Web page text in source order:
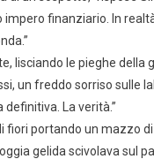
impero finanziario. In
lisciando le pieghe della
un freddo sorriso sulle
definitiva. La verità.”
fiori portando un mazzo
gelida scivolava sul